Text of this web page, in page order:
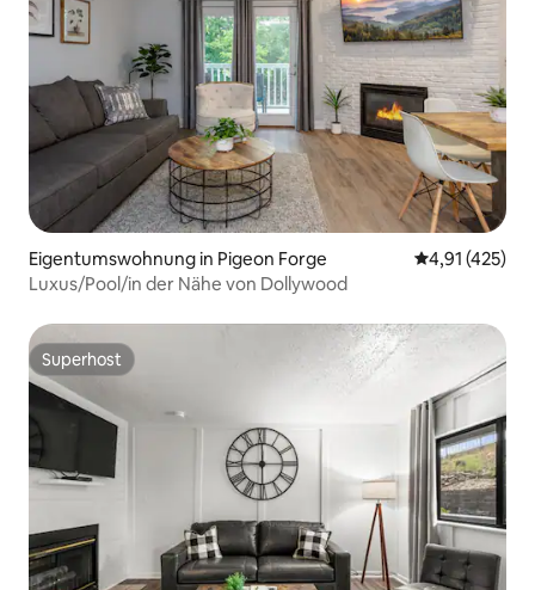
Eigentumswohnung in Pigeon Forge
4,91 (425)
Luxus/Pool/in der Nähe von Dollywood
Superhost
Superhost